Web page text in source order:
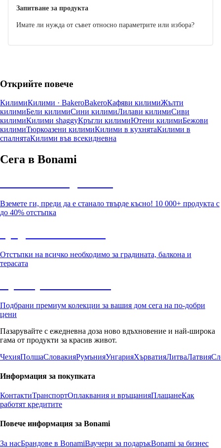
Запитване за продукта
Имате ли нужда от съвет относно параметрите или избора?
Открийте повече
КилимиКилими · BakeroBakeroКафяви килимиЖълти
килимиБели килимиСини килимиЛилави килимиСиви
килимиКилими shaggyКръгли килимиЮтени килимиБежови
килимиТюркоазени килимиКилими в кухнятаКилими в
спалнятаКилими във всекидневна
Сега в Bonami
Вземете ги, преди да е станало твърде късно! 10 000+ продукта с
до 40% отстъпка
Отстъпки на всичко необходимо за градината, балкона и
терасата
Подбрани премиум колекции за вашия дом сега на по-добри
цени
Пазарувайте с ежедневна доза ново вдъхновение и най-широка
гама от продукти за красив живот.
ЧехияПолшаСловакияРумънияУнгарияХърватияЛитваЛатвия
Информация за покупката
КонтактиТранспортОплаквания и връщанияПлащанеКак
работят кредитите
Повече информация за Bonami
За насБрандове в BonamiВаучери за подаръкBonami за бизнес